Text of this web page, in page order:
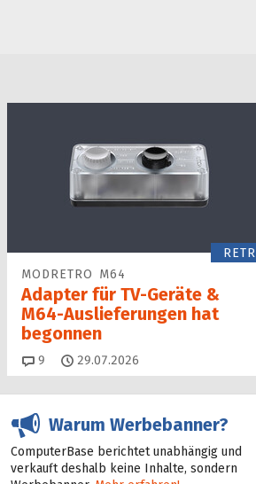
MODRETRO M64
Adapter für TV-Geräte &
M64-Auslieferungen hat
begon­nen
9 Kommentare
29.07.2026
Warum Werbebanner?
ComputerBase berichtet unabhängig und
verkauft deshalb keine Inhalte, sondern